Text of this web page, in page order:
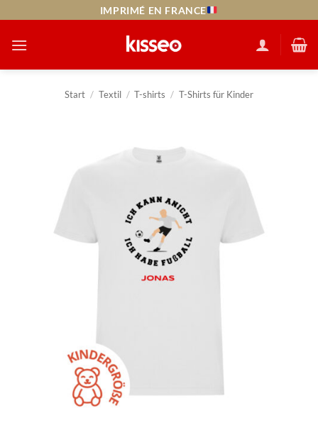
springen
IMPRIMÉ EN FRANCE
Start / Textil / T-shirts / T-Shirts für Kinder